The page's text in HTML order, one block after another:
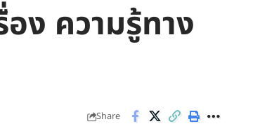
ง ความรู้ทาง
Share